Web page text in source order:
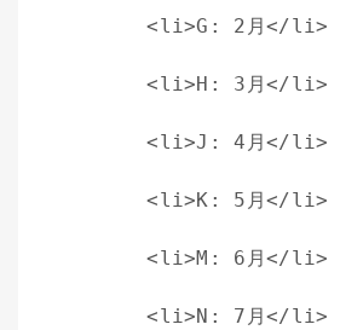
    <li>G: 2月</li>
    <li>H: 3月</li>
    <li>J: 4月</li>
    <li>K: 5月</li>
    <li>M: 6月</li>
    <li>N: 7月</li>